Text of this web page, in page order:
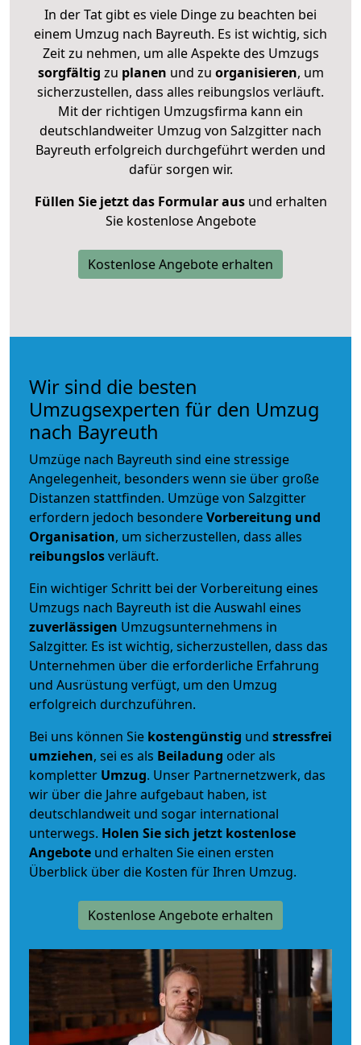
In der Tat gibt es viele Dinge zu beachten bei
einem Umzug nach Bayreuth. Es ist wichtig, sich
Zeit zu nehmen, um alle Aspekte des Umzugs
sorgfältig zu planen und zu organisieren, um
sicherzustellen, dass alles reibungslos verläuft.
Mit der richtigen Umzugsfirma kann ein
deutschlandweiter Umzug von Salzgitter nach
Bayreuth erfolgreich durchgeführt werden und
dafür sorgen wir.
Füllen Sie jetzt das Formular ausund erhalten
Sie kostenlose Angebote
Kostenlose Angebote erhalten
Wir sind die besten
Umzugsexperten für den Umzug
nach Bayreuth
Umzüge nach Bayreuth sind eine stressige
Angelegenheit, besonders wenn sie über große
Distanzen stattfinden. Umzüge von Salzgitter
erfordern jedoch besondereVorbereitung und
Organisation, um sicherzustellen, dass alles
reibungslosverläuft.
Ein wichtiger Schritt bei der Vorbereitung eines
Umzugs nach Bayreuth ist die Auswahl eines
zuverlässigen Umzugsunternehmens in
Salzgitter. Es ist wichtig, sicherzustellen, dass das
Unternehmen über die erforderliche Erfahrung
und Ausrüstung verfügt, um den Umzug
erfolgreich durchzuführen.
Bei uns können Sie kostengünstig und stressfrei
umziehen, sei es als Beiladung oder als
kompletter Umzug. Unser Partnernetzwerk, das
wir über die Jahre aufgebaut haben, ist
deutschlandweit und sogar international
unterwegs. Holen Sie sich jetzt kostenlose
Angebote und erhalten Sie einen ersten
Überblick über die Kosten für Ihren Umzug.
Kostenlose Angebote erhalten